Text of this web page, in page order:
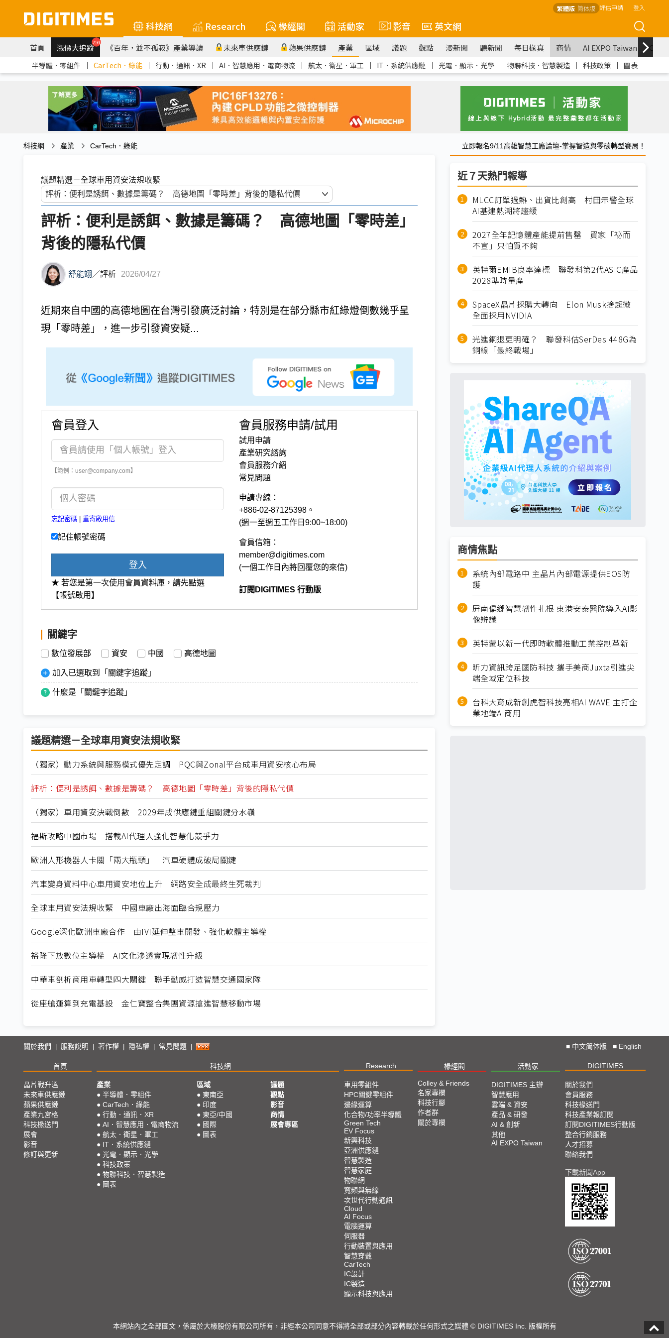
繁體版 简体版 評估申請 登入
科技網 Research 椽經閣 活動家 影音 英文網
首頁 漲價大追蹤259 《百年，並不孤寂》產業導讀 未來車供應鏈 蘋果供應鏈 產業 區域 議題 觀點 漫新聞 聽新聞 每日椽真 商情 AI EXPO Taiwan
半導體．零組件 ｜ CarTech．綠能 ｜ 行動．通訊．XR ｜ AI．智慧應用．電商物流 ｜ 航太．衛星．軍工 ｜ IT．系統供應鏈 ｜ 光電．顯示．光學 ｜ 物聯科技．智慧製造 ｜ 科技政策 ｜ 圖表
科技網 產業 CarTech．綠能 立即報名9/11高雄智慧工廠論壇-掌握智造與零碳轉型賽局！
議題精選－全球車用資安法規收緊
評析：便利是誘餌、數據是籌碼？ 高德地圖「零時差」
背後的隱私代價
舒能翊 ／評析 2026/04/27
近期來自中國的高德地圖在台灣引發廣泛討論，特別是在部分縣市紅綠燈倒數幾乎呈
現「零時差」，進一步引發資安疑...
會員登入
【範例：user@company.com】
忘記密碼 重寄啟用信
記住帳號密碼
登入
★ 若您是第一次使用會員資料庫，請先點選
【帳號啟用】
會員服務申請/試用
試用申請
產業研究諮詢
會員服務介紹
常見問題
申請專線：
+886-02-87125398。
(週一至週五工作日9:00~18:00)
會員信箱：
member@digitimes.com
(一個工作日內將回覆您的來信)
訂閱DIGITIMES 行動版
關鍵字
數位發展部 資安 中國 高德地圖
加入已選取到「關鍵字追蹤」
什麼是「關鍵字追蹤」
議題精選－全球車用資安法規收緊
（獨家）動力系統與服務模式優先定調 PQC與Zonal平台成車用資安核心布局
評析：便利是誘餌、數據是籌碼？ 高德地圖「零時差」背後的隱私代價
（獨家）車用資安決戰倒數 2029年成供應鏈重組關鍵分水嶺
福斯攻略中國市場 搭載AI代理人強化智慧化競爭力
歐洲人形機器人卡關「兩大瓶頸」 汽車硬體成破局關鍵
汽車變身資料中心車用資安地位上升 網路安全成最終生死裁判
全球車用資安法規收緊 中國車廠出海面臨合規壓力
Google深化歐洲車廠合作 由IVI延伸整車開發、強化軟體主導權
裕隆下放數位主導權 AI文化滲透實現韌性升級
中華車剖析商用車轉型四大關鍵 聯手勤威打造智慧交通國家隊
從座艙運算到充電基設 金仁寶整合集團資源搶進智慧移動市場
近７天熱門報導
MLCC訂單過熱、出貨比創高 村田示警全球
AI基建熱潮將趨緩
2027全年記憶體產能提前售罄 買家「祕而
不宣」只怕買不夠
英特爾EMIB良率達標 聯發科第2代ASIC產品
2028準時量產
SpaceX晶片採購大轉向 Elon Musk捨超微
全面採用NVIDIA
光進銅退更明確？ 聯發科估SerDes 448G為
銅線「最終戰場」
商情焦點
系統內部電路中 主晶片內部電源提供EOS防
護
屏南偏鄉智慧韌性扎根 東港安泰醫院導入AI影
像辨識
英特蒙以新一代即時軟體推動工業控制革新
昕力資訊跨足國防科技 攜手美商Juxta引進尖
端全域定位科技
台科大育成新創虎智科技亮相AI WAVE 主打企
業地端AI商用
關於我們 服務說明 著作權 隱私權 常見問題 ■ 中文简体版 ■ English
首頁 科技網 Research 椽經閣 活動家 DIGITIMES
晶片戰升溫
未來車供應鏈
蘋果供應鏈
產業九宮格
科技椽送門
展會
影音
修訂與更新
產業
● 半導體．零組件
● CarTech．綠能
● 行動．通訊．XR
● AI．智慧應用．電商物流
● 航太．衛星．軍工
● IT．系統供應鏈
● 光電．顯示．光學
● 科技政策
● 物聯科技．智慧製造
● 圖表
區域
● 東南亞
● 印度
● 東亞/中國
● 國際
● 圖表
議題
觀點
影音
商情
展會專區
車用零組件
HPC關鍵零組件
邊緣運算
化合物/功率半導體
Green Tech
EV Focus
新興科技
亞洲供應鏈
智慧製造
智慧家庭
物聯網
寬頻與無線
次世代行動通訊
Cloud
AI Focus
電腦運算
伺服器
行動裝置與應用
智慧穿戴
CarTech
IC設計
IC製造
顯示科技與應用
Colley & Friends
名家專欄
科技行腳
作者群
關於專欄
DIGITIMES 主辦
智慧應用
雲端 & 資安
產品 & 研發
AI & 創新
其他
AI EXPO Taiwan
關於我們
會員服務
科技椽送門
科技產業報訂閱
訂閱DIGITIMES行動版
整合行銷服務
人才招募
聯絡我們
下載新聞App
本網站內之全部圖文，係屬於大椽股份有限公司所有，非經本公司同意不得將全部或部分內容轉載於任何形式之媒體 © DIGITIMES Inc. 版權所有